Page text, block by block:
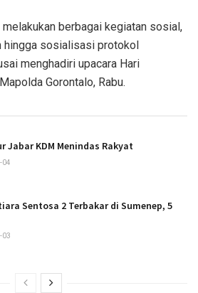
berbagai kegiatan sosial,
hingga sosialisasi protokol
menghadiri upacara Hari
Gorontalo, Rabu.
Jabar KDM Menindas Rakyat
04
Sentosa 2 Terbakar di Sumenep, 5
03